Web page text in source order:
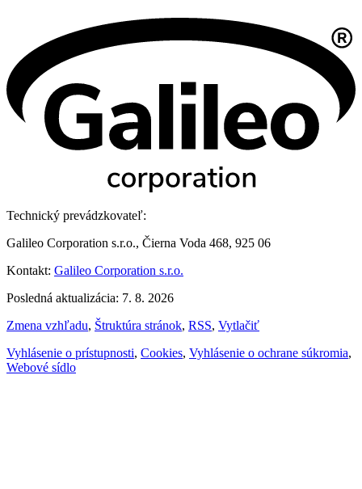
Technický prevádzkovateľ:
Galileo Corporation s.r.o., Čierna Voda 468, 925 06
Kontakt: Galileo Corporation s.r.o.
Posledná aktualizácia: 7. 8. 2026
Zmena vzhľadu, Štruktúra stránok, RSS, Vytlačiť
Vyhlásenie o prístupnosti, Cookies, Vyhlásenie o ochrane súkromia,
Webové sídlo